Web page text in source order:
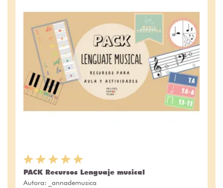
PACK Recursos Lenguaje musical
Autora:
_annademusica